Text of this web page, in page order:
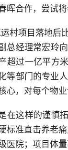
晖合作，尝试
运村项目落地后
总经理常宏玲
超过一亿平方
等部门的专业
心，对每个物
在这样的谨慎
标准直击养老
医院；项目体